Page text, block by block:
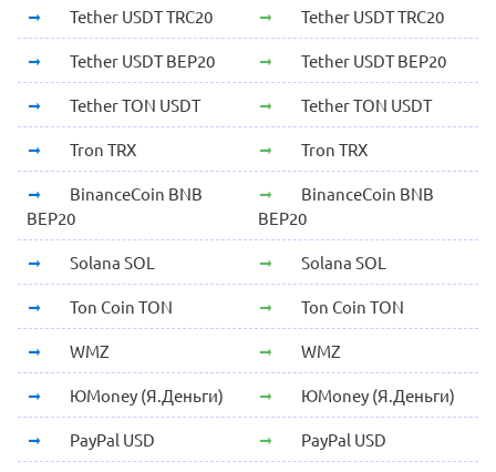
Tether USDT TRC20 Tether USDT TRC20
Tether USDT BEP20 Tether USDT BEP20
Tether TON USDT Tether TON USDT
Tron TRX Tron TRX
BinanceCoin BNB
BEP20
BinanceCoin BNB
BEP20
Solana SOL Solana SOL
Ton Coin TON Ton Coin TON
WMZ WMZ
ЮMoney (Я.Деньги) ЮMoney (Я.Деньги)
PayPal USD PayPal USD